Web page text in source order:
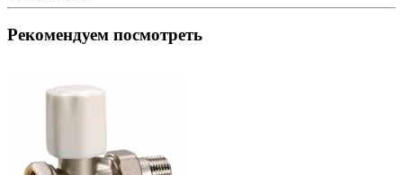
Рекомендуем посмотреть